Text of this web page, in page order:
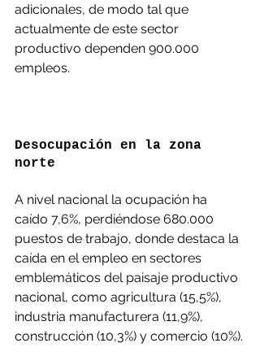
adicionales, de modo tal que
actualmente de este sector
productivo dependen 900.000
empleos.
Desocupación en la zona
norte
A nivel nacional la ocupación ha
caído 7,6%, perdiéndose 680.000
puestos de trabajo, donde destaca la
caída en el empleo en sectores
emblemáticos del paisaje productivo
nacional, como agricultura (15,5%),
industria manufacturera (11,9%),
construcción (10,3%) y comercio (10%).